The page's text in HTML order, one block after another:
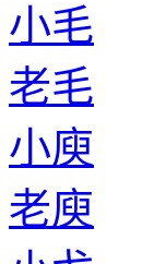
小毛
老毛
小庾
老庾